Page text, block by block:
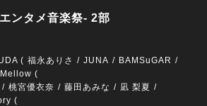
ンタメ音楽祭- 2部
( 福永ありさ JUNA
BAMSuGAR
(
桃宮優衣奈 藤田あみな
凪 梨夏
(